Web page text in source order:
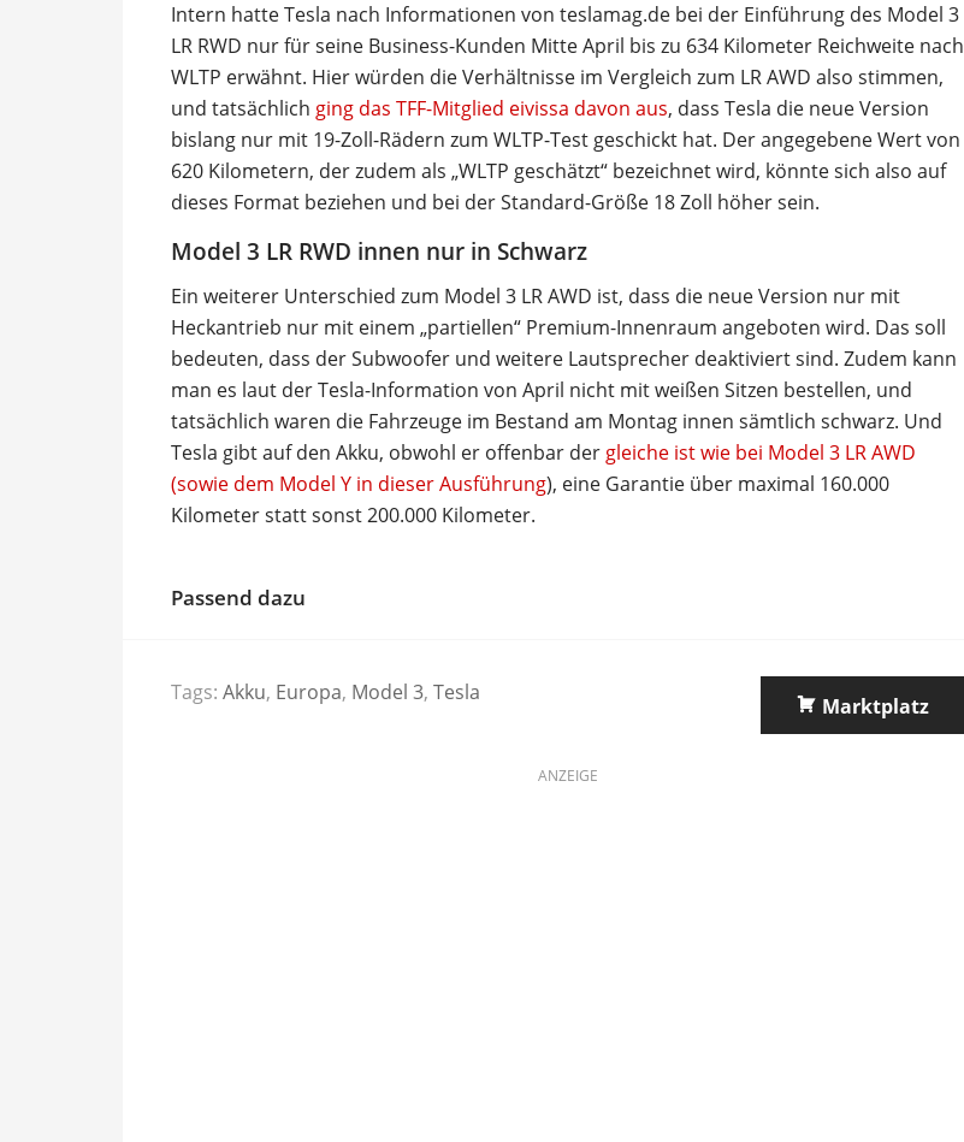
Intern hatte Tesla nach Informationen von teslamag.de bei der Einführung des Model 3
LR RWD nur für seine Business-Kunden Mitte April bis zu 634 Kilometer Reichweite nach
WLTP erwähnt. Hier würden die Verhältnisse im Vergleich zum LR AWD also stimmen,
und tatsächlich ging das TFF-Mitglied eivissa davon aus, dass Tesla die neue Version
bislang nur mit 19-Zoll-Rädern zum WLTP-Test geschickt hat. Der angegebene Wert von
620 Kilometern, der zudem als „WLTP geschätzt“ bezeichnet wird, könnte sich also auf
dieses Format beziehen und bei der Standard-Größe 18 Zoll höher sein.
Model 3 LR RWD innen nur in Schwarz
Ein weiterer Unterschied zum Model 3 LR AWD ist, dass die neue Version nur mit
Heckantrieb nur mit einem „partiellen“ Premium-Innenraum angeboten wird. Das soll
bedeuten, dass der Subwoofer und weitere Lautsprecher deaktiviert sind. Zudem kann
man es laut der Tesla-Information von April nicht mit weißen Sitzen bestellen, und
tatsächlich waren die Fahrzeuge im Bestand am Montag innen sämtlich schwarz. Und
Tesla gibt auf den Akku, obwohl er offenbar der gleiche ist wie bei Model 3 LR AWD
(sowie dem Model Y in dieser Ausführung), eine Garantie über maximal 160.000
Kilometer statt sonst 200.000 Kilometer.
Passend dazu
Tags: Akku, Europa, Model 3, Tesla
Marktplatz
ANZEIGE